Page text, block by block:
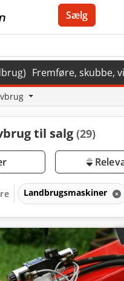
Sælg
Fremføre, skubbe,
til salg (29)
Landbrugsmaskiner